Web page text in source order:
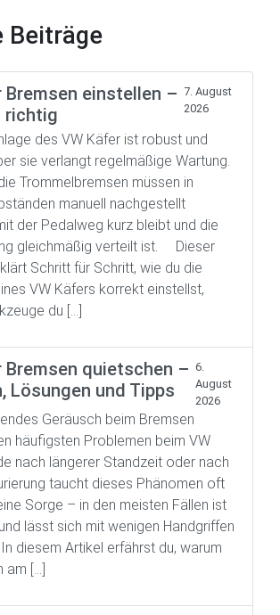
Beiträge
Bremsen einstellen –
richtig
7. August
2026
des VW Käfer ist robust und
sie verlangt regelmäßige Wartung.
Trommelbremsen müssen in
manuell nachgestellt
der Pedalweg kurz bleibt und die
gleichmäßig verteilt ist. Dieser
Schritt für Schritt, wie du die
VW Käfers korrekt einstellst,
du […]
Bremsen quietschen –
Lösungen und Tipps
6.
August
2026
Geräusch beim Bremsen
häufigsten Problemen beim VW
nach längerer Standzeit oder nach
taucht dieses Phänomen oft
Sorge – in den meisten Fällen ist
lässt sich mit wenigen Handgriffen
diesem Artikel erfährst du, warum
am […]